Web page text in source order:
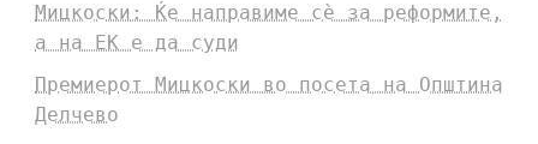
Мицкоски: Ќе направиме сè за реформите,
а на ЕК е да суди
Премиерот Мицкоски во посета на Општина
Делчево